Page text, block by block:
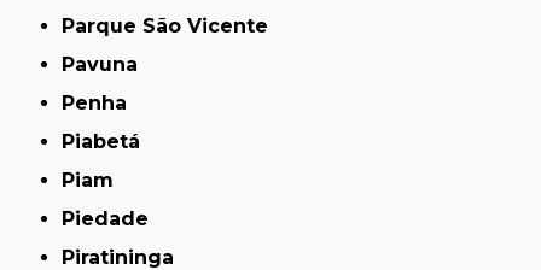
Parque São Vicente
Pavuna
Penha
Piabetá
Piam
Piedade
Piratininga